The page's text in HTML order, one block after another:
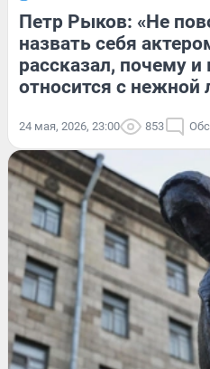
Петр Рыков: «Не
назвать себя
рассказал, почему и
относится с
24 мая, 2026, 23:00 853